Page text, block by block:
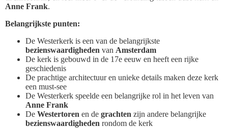
Anne Frank.
Belangrijkste punten:
De Westerkerk is een van de belangrijkste
bezienswaardigheden van Amsterdam
De kerk is gebouwd in de 17e eeuw en heeft een rijke
geschiedenis
De prachtige architectuur en unieke details maken deze kerk
een must-see
De Westerkerk speelde een belangrijke rol in het leven van
Anne Frank
De Westertoren en de grachten zijn andere belangrijke
bezienswaardigheden rondom de kerk